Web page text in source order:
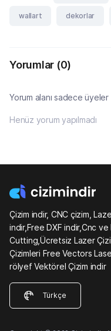
wallart dekorlar
Yorumlar (0)
Yorum alanı sadece üyeler
Henüz yorum yapılmadı
Çizim indir, CNC çizim,
indir,Free DXF indir,Cnc
Cutting,Ücretsiz Lazer
Çizimleri Free Vectors
rölyef Vektörel Çizim indir
Türkçe